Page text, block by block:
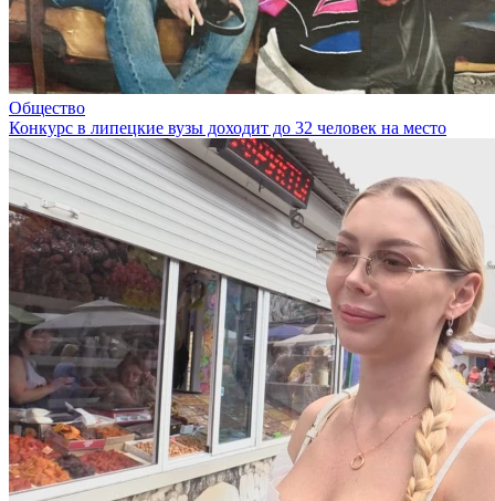
Общество
Конкурс в липецкие вузы доходит до 32 человек на место